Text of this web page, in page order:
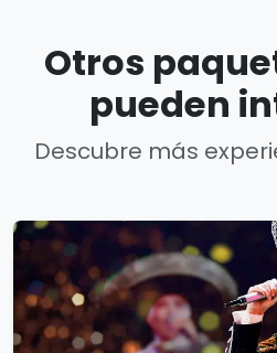
Otros
pueden
Descubre más